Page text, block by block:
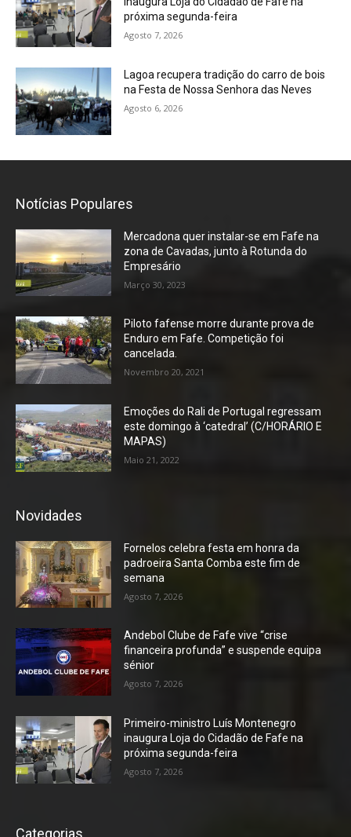
próxima segunda-feira
Agosto 7, 2026
Lagoa recupera tradição do carro de bois
na Festa de Nossa Senhora das Neves
Agosto 6, 2026
Notícias Populares
Mercadona quer instalar-se em Fafe na
zona de Cavadas, junto à Rotunda do
Empresário
Março 30, 2023
Piloto fafense morre durante prova de
Enduro em Fafe. Competição foi
cancelada.
Novembro 20, 2021
Emoções do Rali de Portugal regressam
este domingo à ‘catedral’ (C/HORÁRIO E
MAPAS)
Maio 21, 2022
Novidades
Fornelos celebra festa em honra da
padroeira Santa Comba este fim de
semana
Agosto 7, 2026
Andebol Clube de Fafe vive “crise
financeira profunda” e suspende equipa
sénior
Agosto 7, 2026
Primeiro-ministro Luís Montenegro
inaugura Loja do Cidadão de Fafe na
próxima segunda-feira
Agosto 7, 2026
Categorias